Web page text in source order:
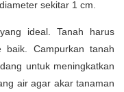
sekitar 1 cm.
ideal. Tanah harus
baik. Campurkan tanah
untuk meningkatkan
air agar akar tanaman